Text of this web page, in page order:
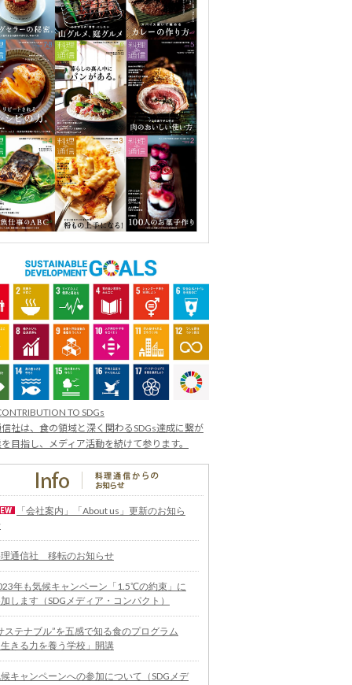
TO SDGs
社は、食の領域と深く関わるSDGs達成に繋が
目指し、メディア活動を続けて参ります。
「会社案内」「About us」更新のお知ら
通信社 移転のお知らせ
年も気候キャンペーン「1.5℃の約束」に
します（SDGメディア・コンパクト）
ステナブル”を五感で知る食のプログラム
きる力を養う学校」開講
キャンペーンへの参加について（SDGメデ